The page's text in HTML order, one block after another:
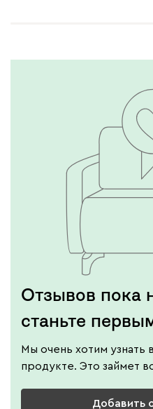
Отзывов пока
станьте
Мы очень хотим узнать
продукте. Это займет
Добавить